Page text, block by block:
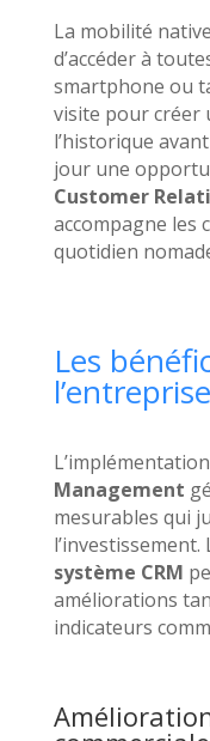
La mobilité
d’accéder à
smartphone ou
visite pour créer
l’historique
jour une
Customer
accompagne les
quotidien
Les
l’entreprise
L’implémentation
Management
mesurables qui
système CRM
améliorations
indicateurs